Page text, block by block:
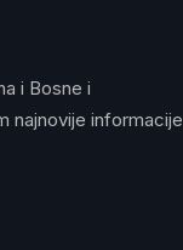
i Bosne i
najnovije informacije